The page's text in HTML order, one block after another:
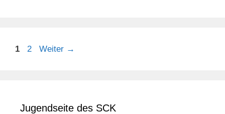
Seite
1 Seite
2 Weiter →
Jugendseite des SCK